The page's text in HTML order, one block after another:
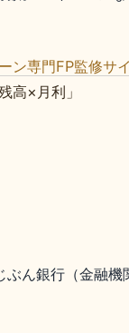
ン専門FP監修サ
高×月利」
ぶん銀行（金融機